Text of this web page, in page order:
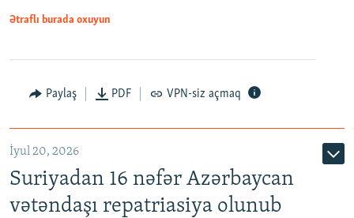
Auto
Ətraflı burada oxuyun
Paylaş PDF VPN-siz açmaq
İyul 20, 2026
Suriyadan 16 nəfər Azərbaycan
vətəndaşı repatriasiya olunub